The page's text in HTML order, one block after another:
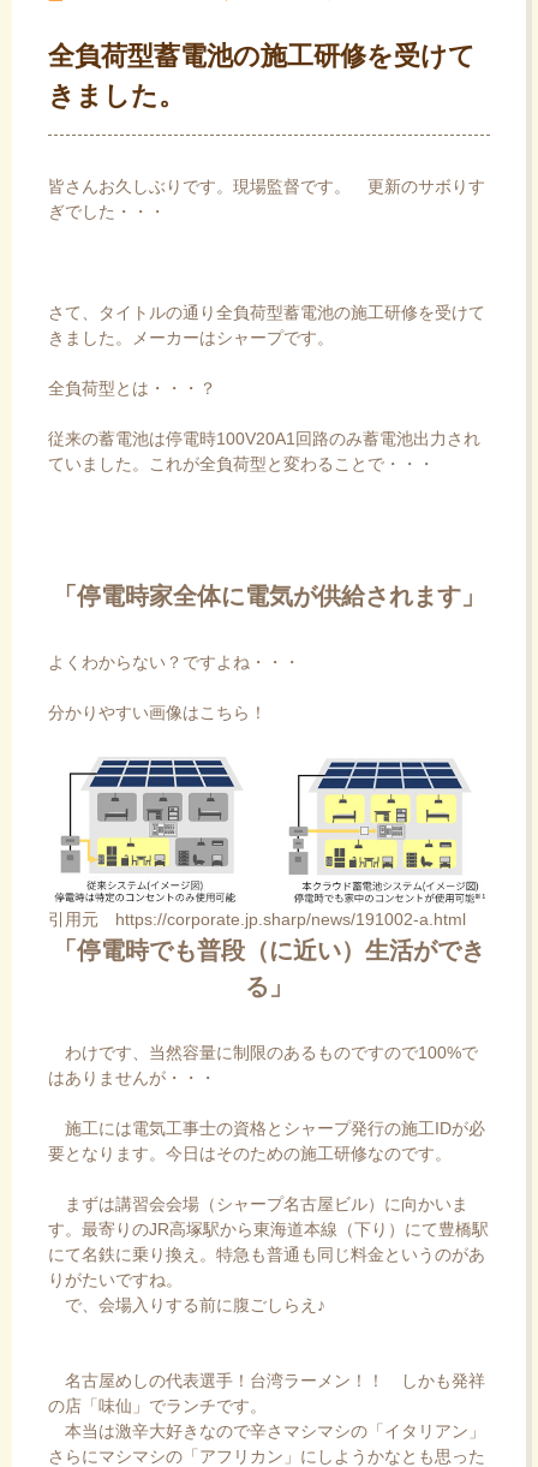
全負荷型蓄電池の施工研修を受けて
きました。
皆さんお久しぶりです。現場監督です。 更新のサボりす
ぎでした・・・
さて、タイトルの通り全負荷型蓄電池の施工研修を受けて
きました。メーカーはシャープです。
全負荷型とは・・・？
従来の蓄電池は停電時100V20A1回路のみ蓄電池出力され
ていました。これが全負荷型と変わることで・・・
「停電時家全体に電気が供給されます」
よくわからない？ですよね・・・
分かりやすい画像はこちら！
引用元 https://corporate.jp.sharp/news/191002-a.html
「停電時でも普段（に近い）生活ができ
る」
わけです、当然容量に制限のあるものですので100%で
はありませんが・・・
施工には電気工事士の資格とシャープ発行の施工IDが必
要となります。今日はそのための施工研修なのです。
まずは講習会会場（シャープ名古屋ビル）に向かいま
す。最寄りのJR高塚駅から東海道本線（下り）にて豊橋駅
にて名鉄に乗り換え。特急も普通も同じ料金というのがあ
りがたいですね。
で、会場入りする前に腹ごしらえ♪
名古屋めしの代表選手！台湾ラーメン！！ しかも発祥
の店「味仙」でランチです。
本当は激辛大好きなので辛さマシマシの「イタリアン」
さらにマシマシの「アフリカン」にしようかなとも思った